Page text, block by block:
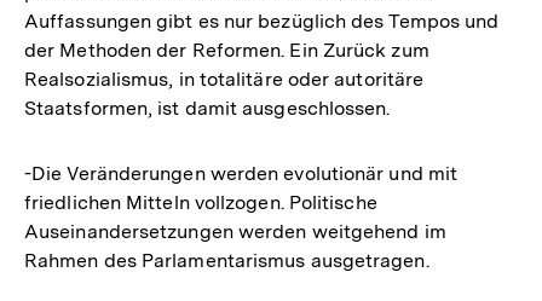
Auffassungen gibt es nur bezüglich des Tempos und
der Methoden der Reformen. Ein Zurück zum
Realsozialismus, in totalitäre oder autoritäre
Staatsformen, ist damit ausgeschlossen.
-Die Veränderungen werden evolutionär und mit
friedlichen Mitteln vollzogen. Politische
Auseinandersetzungen werden weitgehend im
Rahmen des Parlamentarismus ausgetragen.